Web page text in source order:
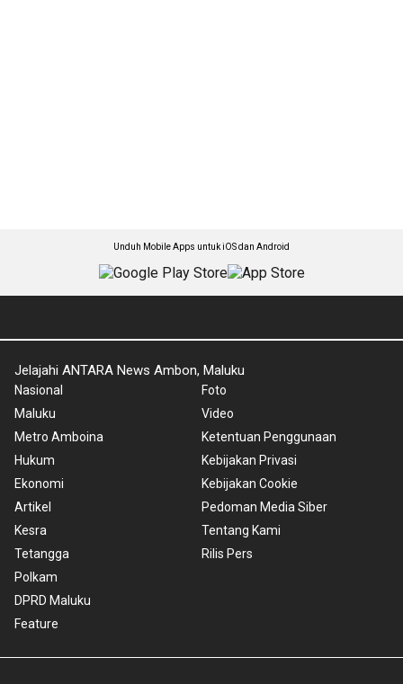
Unduh Mobile Apps untuk iOS dan Android
Jelajahi ANTARA News Ambon, Maluku
Nasional
Maluku
Metro Amboina
Hukum
Ekonomi
Artikel
Kesra
Tetangga
Polkam
DPRD Maluku
Feature
Foto
Video
Ketentuan Penggunaan
Kebijakan Privasi
Kebijakan Cookie
Pedoman Media Siber
Tentang Kami
Rilis Pers